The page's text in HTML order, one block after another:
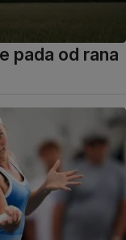
pada od rana